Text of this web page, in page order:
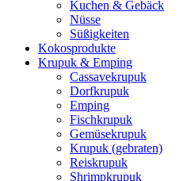
Kuchen & Gebäck
Nüsse
Süßigkeiten
Kokosprodukte
Krupuk & Emping
Cassavekrupuk
Dorfkrupuk
Emping
Fischkrupuk
Gemüsekrupuk
Krupuk (gebraten)
Reiskrupuk
Shrimpkrupuk